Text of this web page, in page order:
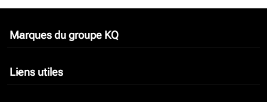
Marques du groupe KQ
keyboard_arrow_down
Liens utiles
keyboard_arrow_down